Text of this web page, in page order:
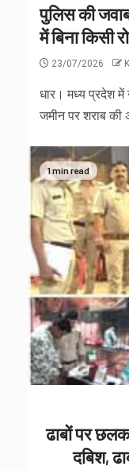
पुलिस की
में बिना किसी
23/07/2026
धार। मध्य प्रदेश
जमीन पर शराब की
1 min read
ढाबों पर
दबिश,